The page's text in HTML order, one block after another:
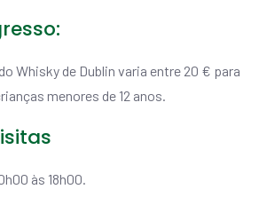
Whisky de Dublin varia entre 20 € para
menores de 12 anos.
às 18h00.